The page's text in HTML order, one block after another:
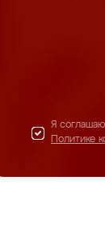
Я
Политике